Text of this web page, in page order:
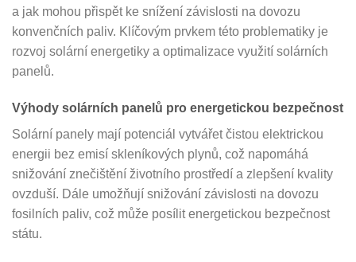
a jak mohou přispět ke snížení závislosti na dovozu
konvenčních paliv. Klíčovým prvkem této problematiky je
rozvoj solární energetiky a optimalizace využití solárních
panelů.
Výhody solárních panelů pro energetickou bezpečnost
Solární panely mají potenciál vytvářet čistou elektrickou
energii bez emisí skleníkových plynů, což napomáhá
snižování znečištění životního prostředí a zlepšení kvality
ovzduší. Dále umožňují snižování závislosti na dovozu
fosilních paliv, což může posílit energetickou bezpečnost
státu.